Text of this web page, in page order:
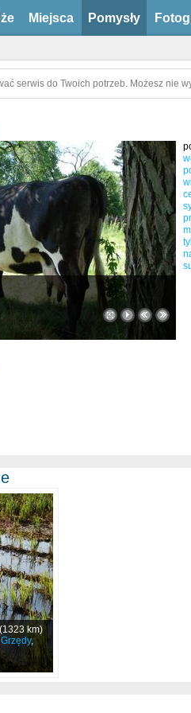
Miejsca Pomysły
serwis do Twoich potrzeb. Możesz nie
km)
Grzędy,